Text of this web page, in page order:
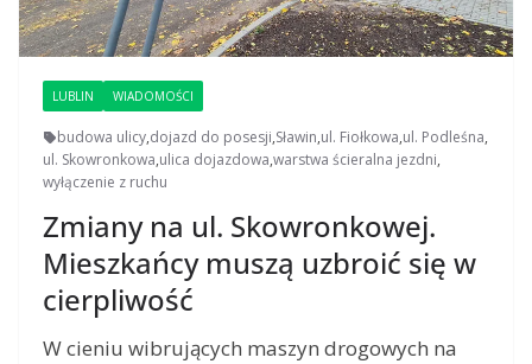
LUBLIN WIADOMOŚCI
budowa ulicy,dojazd do posesji,Sławin,ul. Fiołkowa,ul. Podleśna,
ul. Skowronkowa,ulica dojazdowa,warstwa ścieralna jezdni,
wyłączenie z ruchu
Zmiany na ul. Skowronkowej.
Mieszkańcy muszą uzbroić się w
cierpliwość
W cieniu wibrujących maszyn drogowych na